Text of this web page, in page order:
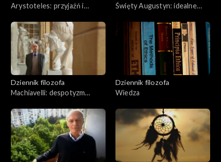
Arystoteles: przyjaźń i
Święty Augustyn: idealne
Dziennik filozofa
Machiavelli: despotyzm
Dziennik filozofa
Wiedza